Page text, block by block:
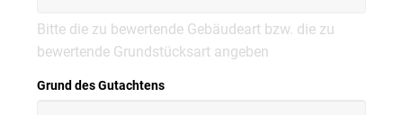
Bitte die zu bewertende Gebäudeart bzw. die zu
bewertende Grundstücksart angeben
Grund des Gutachtens